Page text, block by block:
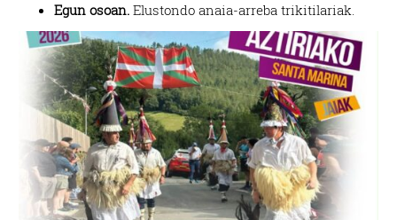
Egun osoan. Elustondo anaia-arreba trikitilariak.